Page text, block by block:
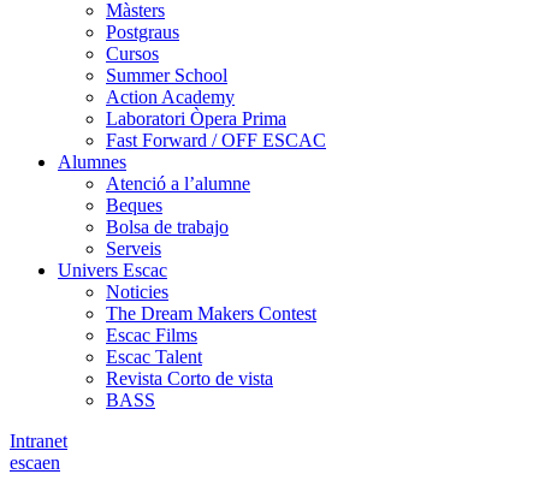
Màsters
Postgraus
Cursos
Summer School
Action Academy
Laboratori Òpera Prima
Fast Forward / OFF ESCAC
Alumnes
Atenció a l’alumne
Beques
Bolsa de trabajo
Serveis
Univers Escac
Noticies
The Dream Makers Contest
Escac Films
Escac Talent
Revista Corto de vista
BASS
Intranet
escaen